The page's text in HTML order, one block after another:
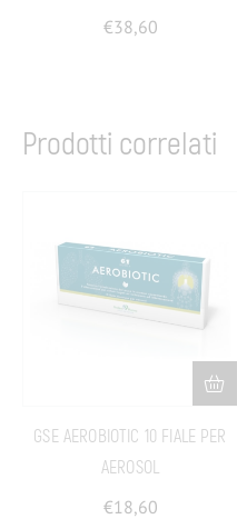
€38,60
Prodotti correlati
GSE AEROBIOTIC 10 FIALE PER
AEROSOL
€18,60